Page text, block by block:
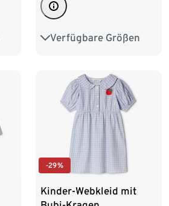
Verfügbare Größen
86/92 98/104
134/140
-29%
Kinder-Webkleid mit